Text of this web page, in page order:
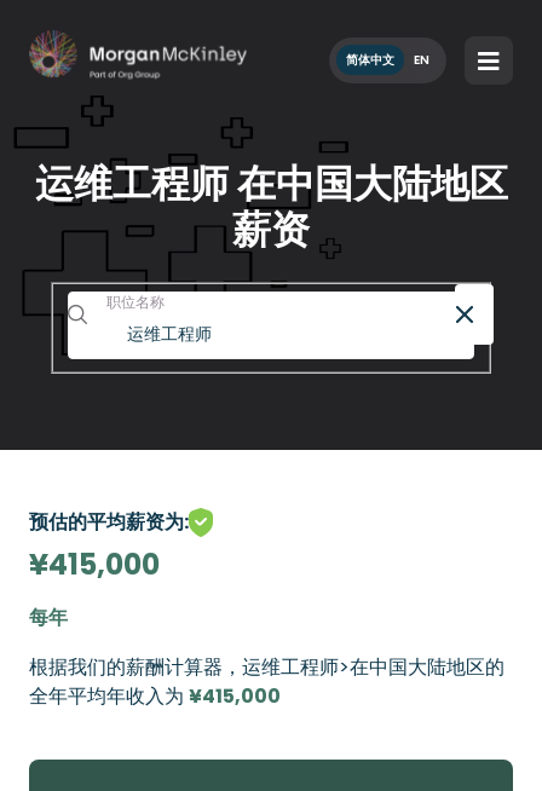
简体中文 EN
运维工程师 在中国大陆地区
薪资
职位名称
预估的平均薪资为:
¥415,000
每年
根据我们的薪酬计算器，运维工程师>在中国大陆地区的
全年平均年收入为 ¥415,000